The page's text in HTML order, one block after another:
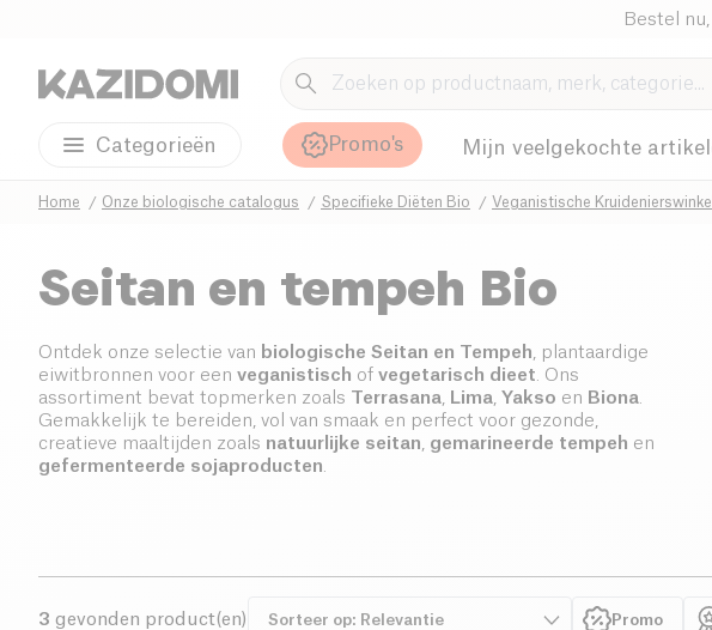
Bestel
Categorieën Promo's Mijn veelgekochte
Home Onze biologische catalogus Specifieke Diëten Bio Veganistische
Seitan en tempeh Bio
Ontdek onze selectie van biologische Seitan en Tempeh , plantaardige
eiwitbronnen voor een veganistisch of vegetarisch dieet . Ons
assortiment bevat topmerken zoals Terrasana Lima Yakso en Biona
Gemakkelijk te bereiden, vol van smaak en perfect voor gezonde,
creatieve maaltijden zoals natuurlijke seitan gemarineerde tempeh en
gefermenteerde sojaproducten
3 gevonden product(en) Promo